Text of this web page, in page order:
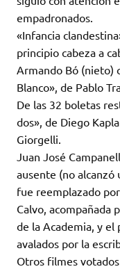
empadronados.
«Infancia
principio cabeza a
Armando Bó (nieto)
Blanco», de Pablo
De las 32 boletas
dos», de Diego
Giorgelli.
Juan José
ausente (no alcanzó
fue reemplazado
Calvo, acompañada
de la Academia, y
avalados por la
Otros filmes